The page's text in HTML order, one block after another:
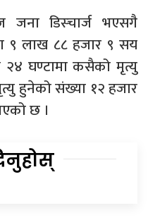
डिस्चार्ज भएसगै
९ लाख ८८ हजार ९ सय
घण्टामा कसैको मृत्यु
हुनेको संख्या १२ हजार
छ ।